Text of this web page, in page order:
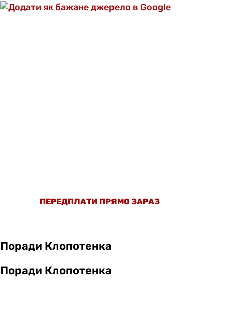
ПЕРЕДПЛАТИ ПРЯМО ЗАРАЗ
Поради Клопотенка
Поради Клопотенка